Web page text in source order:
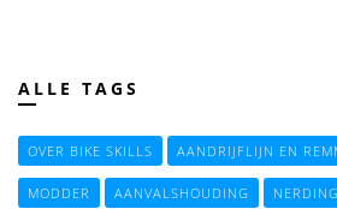
ALLE TAGS
OVER BIKE SKILLS AANDRIJFLIJN EN
MODDER AANVALSHOUDING